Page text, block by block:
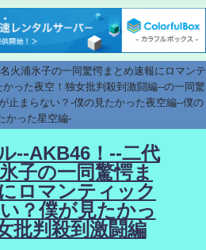
火浦氷子の一同驚愕まとめ速報にロマンテ
った夜空！独女批判殺到激闘編--の一同驚
止まらない？-僕の見たかった夜空編--僕の
かった星空編-
--AKB46！--二代
子の一同驚愕ま
ロマンティック
？僕が見たかっ
批判殺到激闘編